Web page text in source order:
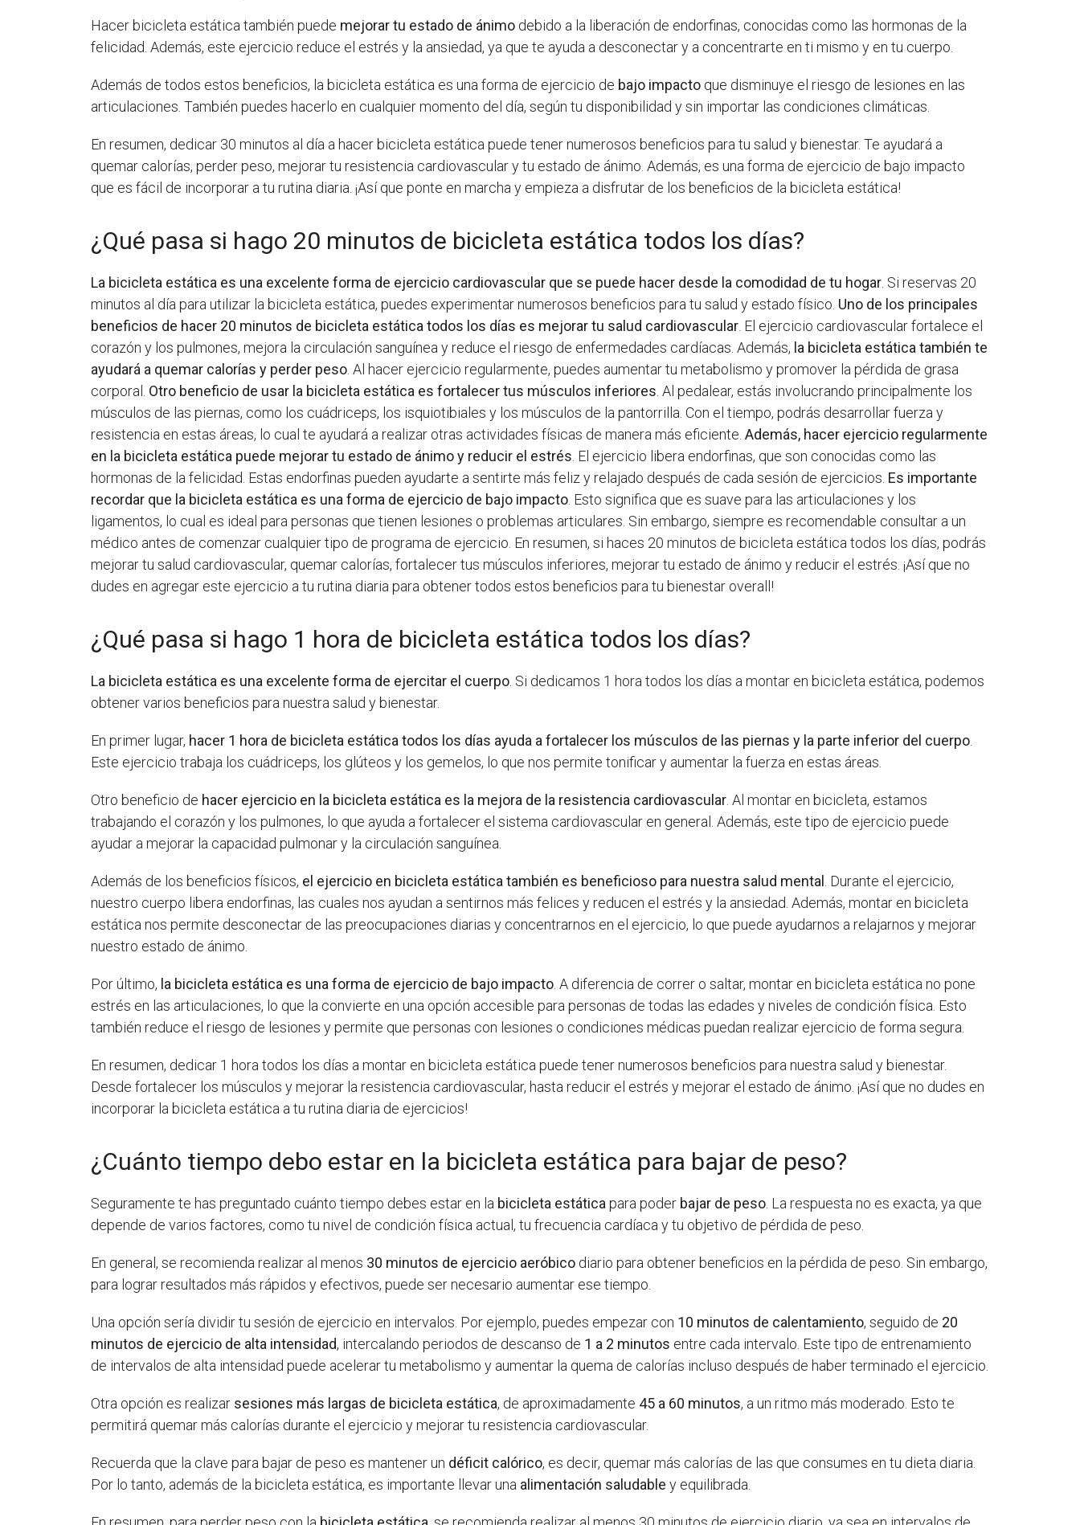
Hacer bicicleta estática también puede mejorar tu estado de ánimo debido a la liberación de endorfinas, conocidas como las hormonas de la
felicidad. Además, este ejercicio reduce el estrés y la ansiedad, ya que te ayuda a desconectar y a concentrarte en ti mismo y en tu cuerpo.
Además de todos estos beneficios, la bicicleta estática es una forma de ejercicio de bajo impacto que disminuye el riesgo de lesiones en las
articulaciones. También puedes hacerlo en cualquier momento del día, según tu disponibilidad y sin importar las condiciones climáticas.
En resumen, dedicar 30 minutos al día a hacer bicicleta estática puede tener numerosos beneficios para tu salud y bienestar. Te ayudará a
quemar calorías, perder peso, mejorar tu resistencia cardiovascular y tu estado de ánimo. Además, es una forma de ejercicio de bajo impacto
que es fácil de incorporar a tu rutina diaria. ¡Así que ponte en marcha y empieza a disfrutar de los beneficios de la bicicleta estática!
¿Qué pasa si hago 20 minutos de bicicleta estática todos los días?
La bicicleta estática es una excelente forma de ejercicio cardiovascular que se puede hacer desde la comodidad de tu hogar . Si reservas 20
minutos al día para utilizar la bicicleta estática, puedes experimentar numerosos beneficios para tu salud y estado físico. Uno de los principales
beneficios de hacer 20 minutos de bicicleta estática todos los días es mejorar tu salud cardiovascular . El ejercicio cardiovascular fortalece el
corazón y los pulmones, mejora la circulación sanguínea y reduce el riesgo de enfermedades cardíacas. Además, la bicicleta estática también te
ayudará a quemar calorías y perder peso . Al hacer ejercicio regularmente, puedes aumentar tu metabolismo y promover la pérdida de grasa
corporal. Otro beneficio de usar la bicicleta estática es fortalecer tus músculos inferiores . Al pedalear, estás involucrando principalmente los
músculos de las piernas, como los cuádriceps, los isquiotibiales y los músculos de la pantorrilla. Con el tiempo, podrás desarrollar fuerza y
resistencia en estas áreas, lo cual te ayudará a realizar otras actividades físicas de manera más eficiente.Además, hacer ejercicio regularmente
en la bicicleta estática puede mejorar tu estado de ánimo y reducir el estrés . El ejercicio libera endorfinas, que son conocidas como las
hormonas de la felicidad. Estas endorfinas pueden ayudarte a sentirte más feliz y relajado después de cada sesión de ejercicios. Es importante
recordar que la bicicleta estática es una forma de ejercicio de bajo impacto . Esto significa que es suave para las articulaciones y los
ligamentos, lo cual es ideal para personas que tienen lesiones o problemas articulares. Sin embargo, siempre es recomendable consultar a un
médico antes de comenzar cualquier tipo de programa de ejercicio. En resumen, si haces 20 minutos de bicicleta estática todos los días, podrás
mejorar tu salud cardiovascular, quemar calorías, fortalecer tus músculos inferiores, mejorar tu estado de ánimo y reducir el estrés. ¡Así que no
dudes en agregar este ejercicio a tu rutina diaria para obtener todos estos beneficios para tu bienestar overall!
¿Qué pasa si hago 1 hora de bicicleta estática todos los días?
La bicicleta estática es una excelente forma de ejercitar el cuerpo . Si dedicamos 1 hora todos los días a montar en bicicleta estática, podemos
obtener varios beneficios para nuestra salud y bienestar.
En primer lugar, hacer 1 hora de bicicleta estática todos los días ayuda a fortalecer los músculos de las piernas y la parte inferior del cuerpo
Este ejercicio trabaja los cuádriceps, los glúteos y los gemelos, lo que nos permite tonificar y aumentar la fuerza en estas áreas.
Otro beneficio de hacer ejercicio en la bicicleta estática es la mejora de la resistencia cardiovascular . Al montar en bicicleta, estamos
trabajando el corazón y los pulmones, lo que ayuda a fortalecer el sistema cardiovascular en general. Además, este tipo de ejercicio puede
ayudar a mejorar la capacidad pulmonar y la circulación sanguínea.
Además de los beneficios físicos, el ejercicio en bicicleta estática también es beneficioso para nuestra salud mental . Durante el ejercicio,
nuestro cuerpo libera endorfinas, las cuales nos ayudan a sentirnos más felices y reducen el estrés y la ansiedad. Además, montar en bicicleta
estática nos permite desconectar de las preocupaciones diarias y concentrarnos en el ejercicio, lo que puede ayudarnos a relajarnos y mejorar
nuestro estado de ánimo.
Por último, la bicicleta estática es una forma de ejercicio de bajo impacto . A diferencia de correr o saltar, montar en bicicleta estática no pone
estrés en las articulaciones, lo que la convierte en una opción accesible para personas de todas las edades y niveles de condición física. Esto
también reduce el riesgo de lesiones y permite que personas con lesiones o condiciones médicas puedan realizar ejercicio de forma segura.
En resumen, dedicar 1 hora todos los días a montar en bicicleta estática puede tener numerosos beneficios para nuestra salud y bienestar.
Desde fortalecer los músculos y mejorar la resistencia cardiovascular, hasta reducir el estrés y mejorar el estado de ánimo. ¡Así que no dudes en
incorporar la bicicleta estática a tu rutina diaria de ejercicios!
¿Cuánto tiempo debo estar en la bicicleta estática para bajar de peso?
Seguramente te has preguntado cuánto tiempo debes estar en la bicicleta estática para poder bajar de peso . La respuesta no es exacta, ya que
depende de varios factores, como tu nivel de condición física actual, tu frecuencia cardíaca y tu objetivo de pérdida de peso.
En general, se recomienda realizar al menos 30 minutos de ejercicio aeróbico diario para obtener beneficios en la pérdida de peso. Sin embargo,
para lograr resultados más rápidos y efectivos, puede ser necesario aumentar ese tiempo.
Una opción sería dividir tu sesión de ejercicio en intervalos. Por ejemplo, puedes empezar con 10 minutos de calentamiento, seguido de 20
minutos de ejercicio de alta intensidad, intercalando periodos de descanso de 1 a 2 minutos entre cada intervalo. Este tipo de entrenamiento
de intervalos de alta intensidad puede acelerar tu metabolismo y aumentar la quema de calorías incluso después de haber terminado el ejercicio.
Otra opción es realizar sesiones más largas de bicicleta estática, de aproximadamente 45 a 60 minutos, a un ritmo más moderado. Esto te
permitirá quemar más calorías durante el ejercicio y mejorar tu resistencia cardiovascular.
Recuerda que la clave para bajar de peso es mantener un déficit calórico, es decir, quemar más calorías de las que consumes en tu dieta diaria.
Por lo tanto, además de la bicicleta estática, es importante llevar una alimentación saludable y equilibrada.